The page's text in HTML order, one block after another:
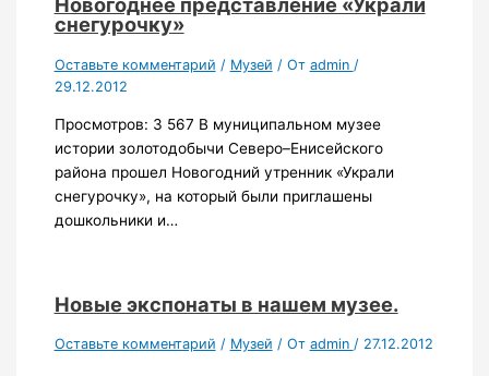
снегурочку»
Оставьте комментарий / Музей / От admin /
29.12.2012
Просмотров: 3 567 В муниципальном музее
истории золотодобычи Северо–Енисейского
района прошел Новогодний утренник «Украли
снегурочку», на который были приглашены
дошкольники и…
Новые экспонаты в нашем музее.
Оставьте комментарий / Музей / От admin / 27.12.2012